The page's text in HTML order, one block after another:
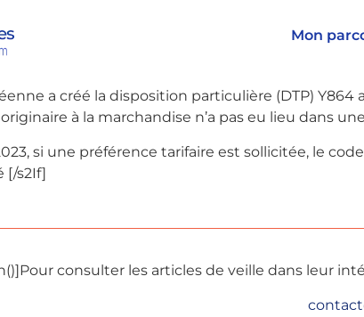
Mon
UE-Israël, et en application de
s2If]
[s2If
israélienne depuis 1967
a créé la disposition particulière (DTP)
à la marchandise n’a pas eu lieu dans
si une préférence tarifaire est sollicitée, le
[/s2If]
Pour consulter les articles de veille dans leur